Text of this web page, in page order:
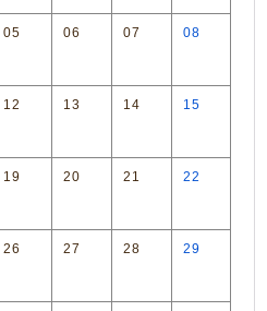
05 06 07 08
12 13 14 15
19 20 21 22
26 27 28 29